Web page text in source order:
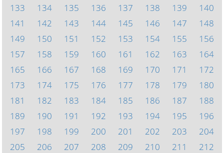
133
134 135 136 137 138 139
140
141
142 143 144 145 146 147
148
149
150 151 152 153 154 155
156
157
158 159 160 161 162 163
164
165
166 167 168 169 170 171
172
173
174 175 176 177 178 179
180
181
182 183 184 185 186 187
188
189
190 191 192 193 194 195
196
197
198 199 200 201 202 203
204
205
206 207 208 209 210 211
212